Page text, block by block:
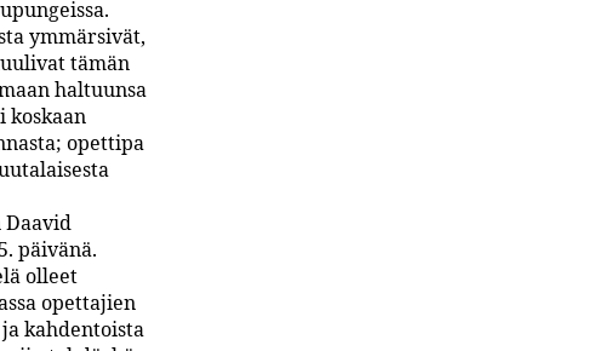
ymmärsivät,
tämän
haltuunsa
koskaan
opettipa
Daavid
päivänä.
olleet
opettajien
kahdentoista